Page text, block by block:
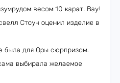
весом 10 карат. Вау!
Стоун оценил изделие в
была для Оры сюрпризом.
выбирала желаемое